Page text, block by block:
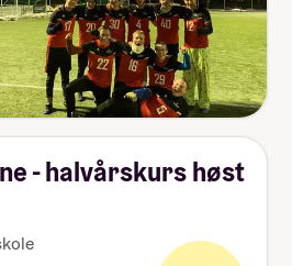
- halvårskurs høst